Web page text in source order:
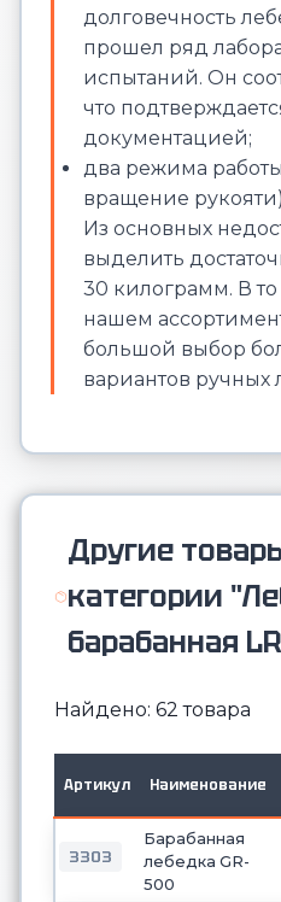
долговечность
прошел ряд
испытаний. Он
что
документацией;
два режима
вращение
Из основных
выделить
30 килограмм. В
нашем
большой выбор
вариантов ручных
Другие
категории
барабанная
Найдено: 62 товара
Артикул Наименование
3303
Барабанная
лебедка GR-
500